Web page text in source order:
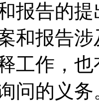
报告的
和报告
工作 ， 也
问的义务